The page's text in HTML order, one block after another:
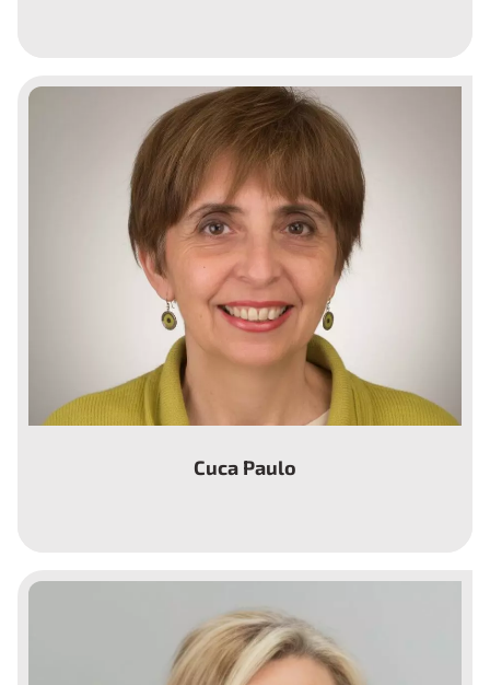
Miembro de la Junta Directiva de la Asociación
Mácula-Retina y vocal del Comité de Ética en
Atención Social de Navarra (CEASNA).
Cuca Paulo
Mediterránea Familiar y Síndromes
Autoinflamatorios, Stop FMF